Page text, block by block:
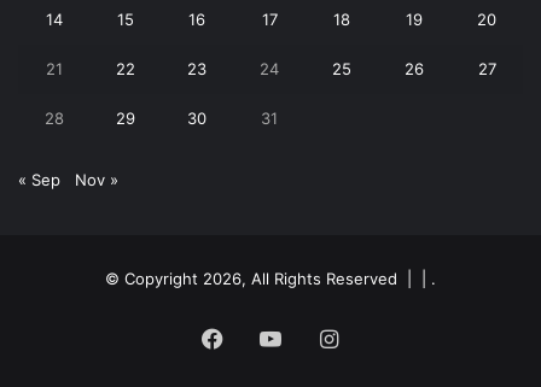
14 15 16 17 18 19 20
21 22 23 24 25 26 27
28 29 30 31
« Sep Nov »
© Copyright 2026, All Rights Reserved | | .
Facebook
YouTubeInstagram